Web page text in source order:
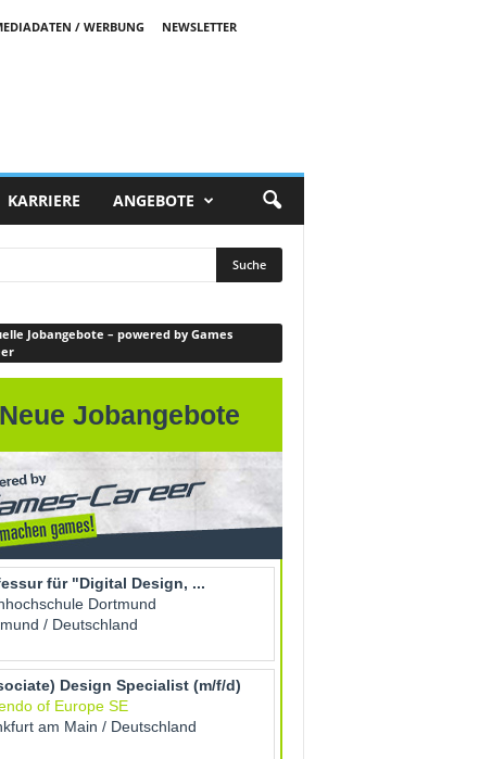
/ WERBUNG
NEWSLETTER
KARRIERE ANGEBOTE
Jobangebote – powered by Games